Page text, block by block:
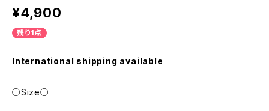
¥4,900
残り1点
International shipping available
○Size○